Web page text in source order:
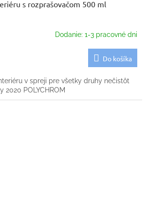
s rozprašovačom 500 ml
Dodanie: 1-3 pracovné dni
Do košíka
v spreji pre všetky druhy nečistôt
2020 POLYCHROM